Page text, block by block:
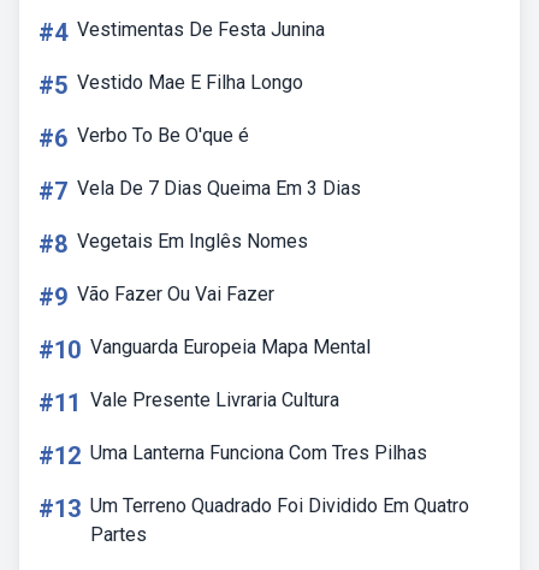
#4 Vestimentas De Festa Junina
#5 Vestido Mae E Filha Longo
#6 Verbo To Be O'que é
#7 Vela De 7 Dias Queima Em 3 Dias
#8 Vegetais Em Inglês Nomes
#9 Vão Fazer Ou Vai Fazer
#10 Vanguarda Europeia Mapa Mental
#11 Vale Presente Livraria Cultura
#12 Uma Lanterna Funciona Com Tres Pilhas
#13 Um Terreno Quadrado Foi Dividido Em Quatro
Partes